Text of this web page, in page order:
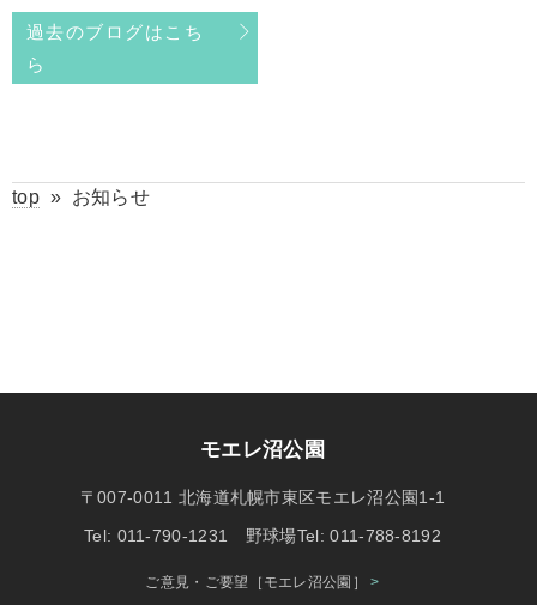
過去のブログはこち
ら
top» お知らせ
モエレ沼公園
〒007-0011 北海道札幌市東区モエレ沼公園1-1
Tel: 011-790-1231 野球場Tel: 011-788-8192
ご意見・ご要望［モエレ沼公園］>